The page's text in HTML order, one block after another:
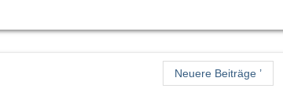
Neuere Beiträge ’